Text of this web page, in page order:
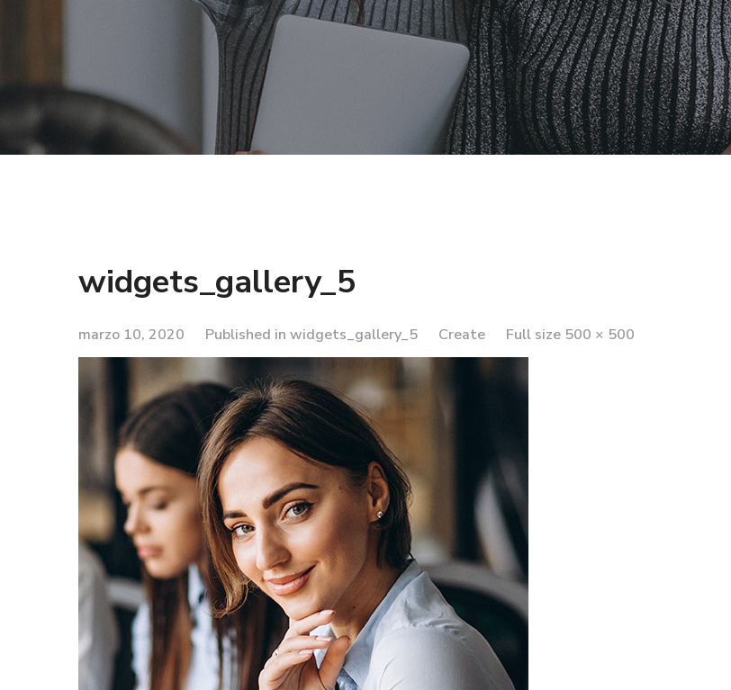
widgets_gallery_5
marzo 10, 2020 Published in widgets_gallery_5 Create Full size 500 × 500